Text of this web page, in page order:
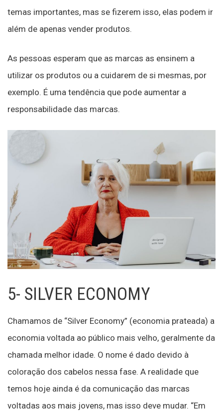
temas importantes, mas se fizerem isso, elas podem ir
além de apenas vender produtos.
As pessoas esperam que as marcas as ensinem a
utilizar os produtos ou a cuidarem de si mesmas, por
exemplo. É uma tendência que pode aumentar a
responsabilidade das marcas.
5- SILVER ECONOMY
Chamamos de “Silver Economy” (economia prateada) a
economia voltada ao público mais velho, geralmente da
chamada melhor idade. O nome é dado devido à
coloração dos cabelos nessa fase. A realidade que
temos hoje ainda é da comunicação das marcas
voltadas aos mais jovens, mas isso deve mudar. “Em